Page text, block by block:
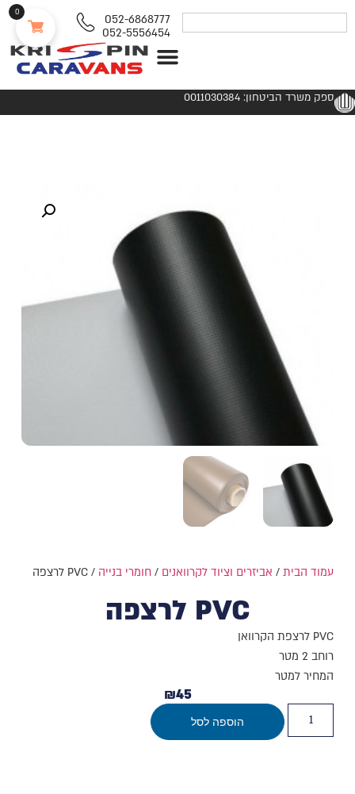
052-6868777
052-5556454
ספק משרד הביטחון: 0011030384
עמוד הבית/ אביזרים וציוד לקרוואנים / חומרי בנייה / PVC לרצפה
PVC לרצפה
PVC לרצפת הקרוואן
רוחב 2 מטר
המחיר למטר
₪45
הוספה לסל
0